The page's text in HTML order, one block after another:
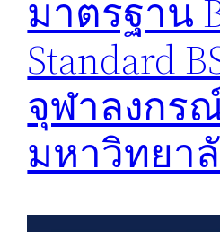
มาตรฐาน
Standard
จุฬาลงกร
มหาวิทยา